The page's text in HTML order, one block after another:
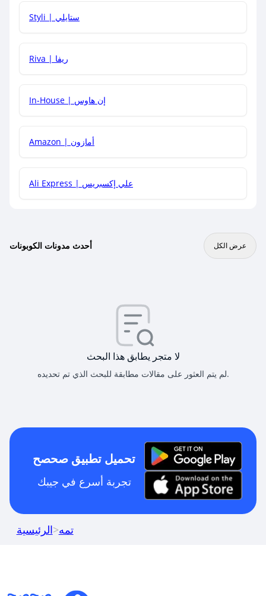
هل يمكنني جمع كود خصم مع العروض الأخرى؟
Styli | ستايلي
Riva | ريفا
In-House | إن هاوس
Amazon | أمازون
Ali Express | علي إكسبريس
أحدث مدونات الكوبونات عرض الكل
لا متجر يطابق هذا البحث
لم يتم العثور على مقالات مطابقة للبحث الذي تم تحديده.
تحميل تطبيق صحصح
تجربة أسرع في جيبك
الرئيسية>تمه